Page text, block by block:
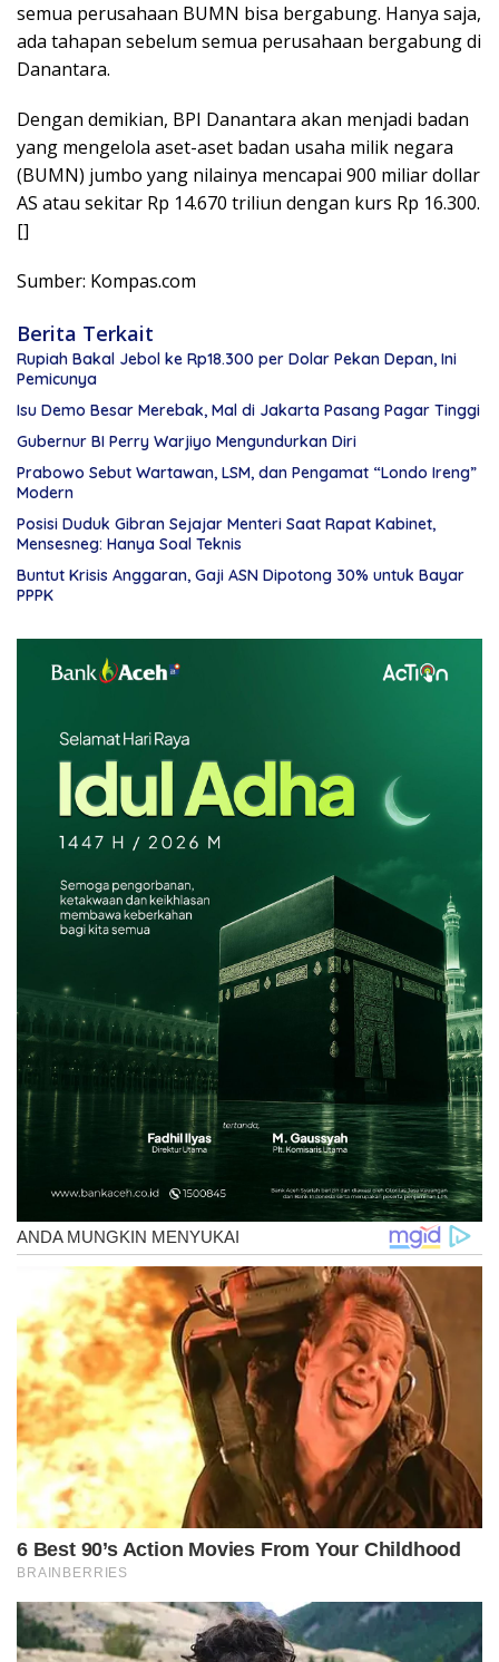
semua perusahaan BUMN bisa bergabung. Hanya saja,
ada tahapan sebelum semua perusahaan bergabung di
Danantara.
Dengan demikian, BPI Danantara akan menjadi badan
yang mengelola aset-aset badan usaha milik negara
(BUMN) jumbo yang nilainya mencapai 900 miliar dollar
AS atau sekitar Rp 14.670 triliun dengan kurs Rp 16.300.
[]
Sumber: Kompas.com
Berita Terkait
Rupiah Bakal Jebol ke Rp18.300 per Dolar Pekan Depan, Ini
Pemicunya
Isu Demo Besar Merebak, Mal di Jakarta Pasang Pagar Tinggi
Gubernur BI Perry Warjiyo Mengundurkan Diri
Prabowo Sebut Wartawan, LSM, dan Pengamat “Londo Ireng”
Modern
Posisi Duduk Gibran Sejajar Menteri Saat Rapat Kabinet,
Mensesneg: Hanya Soal Teknis
Buntut Krisis Anggaran, Gaji ASN Dipotong 30% untuk Bayar
PPPK